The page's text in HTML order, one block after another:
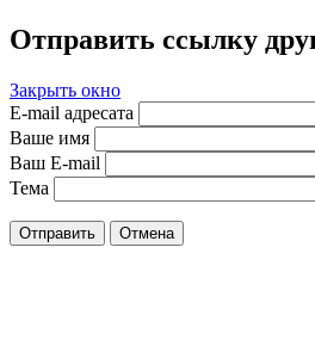
Отправить ссылку
Закрыть окно
E-mail адресата
Ваше имя
Ваш E-mail
Тема
Отправить Отмена